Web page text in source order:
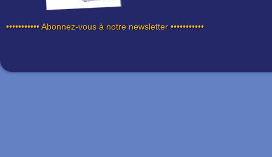
••••••••••• Abonnez-vous à notre newsletter •••••••••••